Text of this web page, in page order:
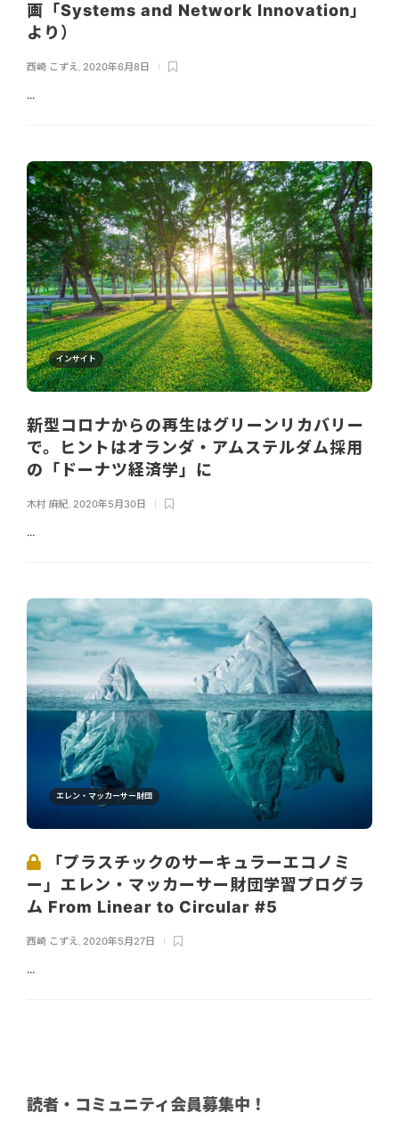
画「Systems and Network Innovation」
より）
西崎 こずえ, 2020年6月8日
...
インサイト
新型コロナからの再生はグリーンリカバリー
で。ヒントはオランダ・アムステルダム採用
の「ドーナツ経済学」に
木村 麻紀 2020年5月30日
...
エレン・マッカーサー財団
「プラスチックのサーキュラーエコノミ
ー」エレン・マッカーサー財団学習プログラ
ム From Linear to Circular #5
西崎 こずえ, 2020年5月27日
...
読者・コミュニティ会員募集中！